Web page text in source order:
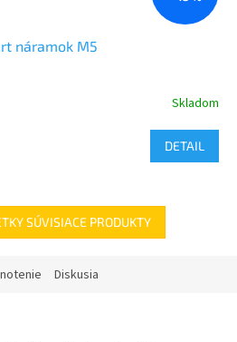
náramok M5
Skladom
DETAIL
SÚVISIACE PRODUKTY
Diskusia